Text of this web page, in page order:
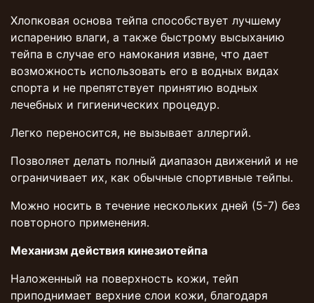
Хлопковая основа тейпа способствует лучшему
испарению влаги, а также быстрому высыханию
тейпа в случае его намокания извне, что дает
возможность использовать его в водных видах
спорта и не препятствует принятию водных
лечебных и гигиенических процедур.
Легко переносится, не вызывает аллергий.
Позволяет делать полный диапазон движений и не
ограничивает их, как обычные спортивные тейпы.
Можно носить в течение нескольких дней (5-7) без
повторного применения.
Механизм действия кинезиотейпа
Наложенный на поверхность кожи, тейп
приподнимает верхние слои кожи, благодаря